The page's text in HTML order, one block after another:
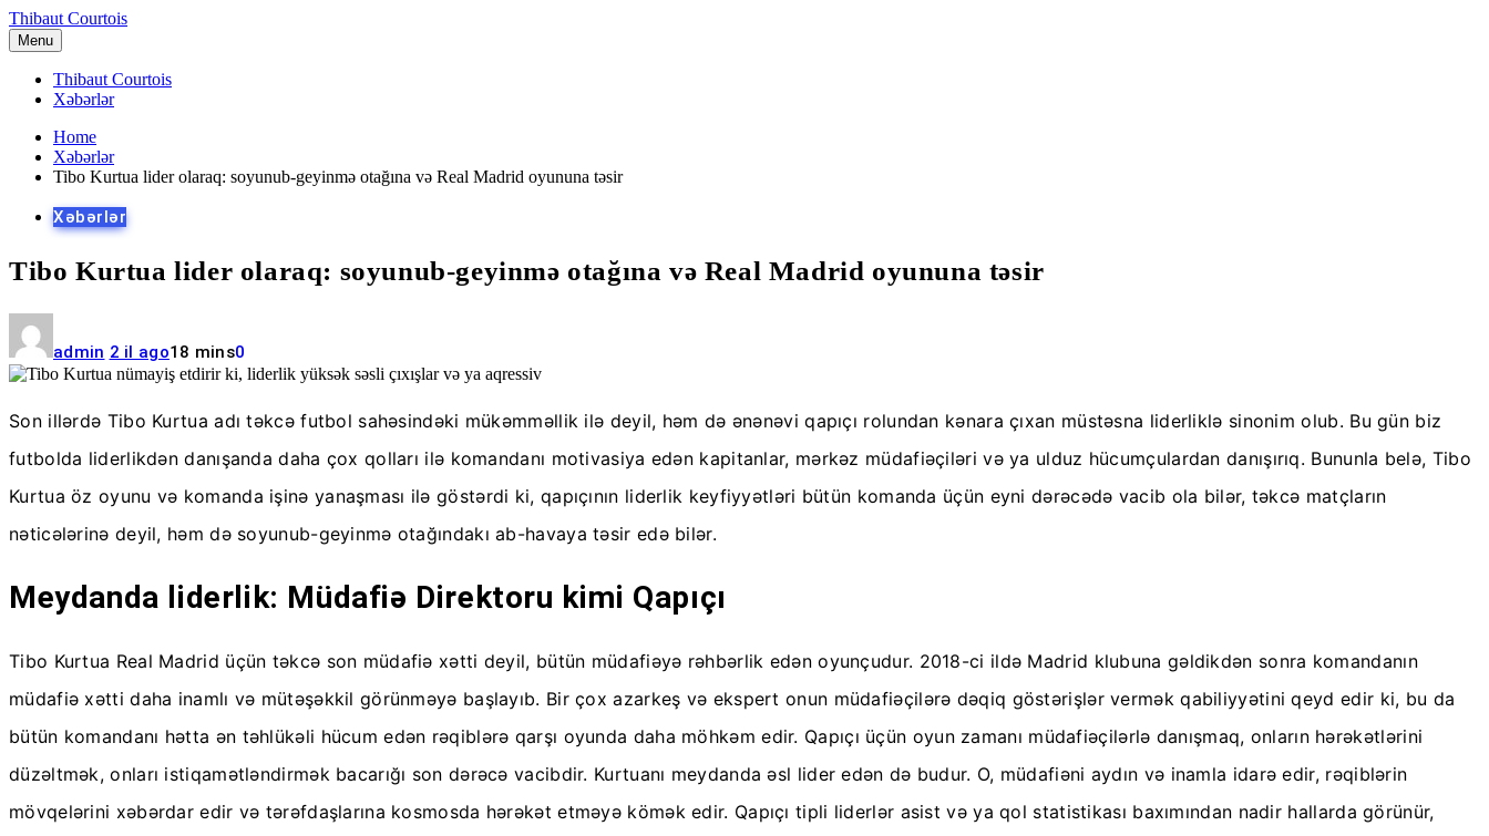
Skip
to
content
Thibaut Courtois
Menu
Thibaut Courtois
Xəbərlər
Home
Xəbərlər
Tibo Kurtua lider olaraq: soyunub-geyinmə otağına və Real Madrid oyununa təsir
Xəbərlər
Tibo Kurtua lider olaraq: soyunub-geyinmə otağına və Real Madrid oyununa təsir
admin 2 il ago18 mins0
Son illərdə Tibo Kurtua adı təkcə futbol sahəsindəki mükəmməllik ilə deyil, həm də ənənəvi qapıçı rolundan kənara çıxan müstəsna liderliklə sinonim olub. Bu gün biz
futbolda liderlikdən danışanda daha çox qolları ilə komandanı motivasiya edən kapitanlar, mərkəz müdafiəçiləri və ya ulduz hücumçulardan danışırıq. Bununla belə, Tibo
Kurtua öz oyunu və komanda işinə yanaşması ilə göstərdi ki, qapıçının liderlik keyfiyyətləri bütün komanda üçün eyni dərəcədə vacib ola bilər, təkcə matçların
nəticələrinə deyil, həm də soyunub-geyinmə otağındakı ab-havaya təsir edə bilər.
Meydanda liderlik: Müdafiə Direktoru kimi Qapıçı
Tibo Kurtua Real Madrid üçün təkcə son müdafiə xətti deyil, bütün müdafiəyə rəhbərlik edən oyunçudur. 2018-ci ildə Madrid klubuna gəldikdən sonra komandanın
müdafiə xətti daha inamlı və mütəşəkkil görünməyə başlayıb. Bir çox azarkeş və ekspert onun müdafiəçilərə dəqiq göstərişlər vermək qabiliyyətini qeyd edir ki, bu da
bütün komandanı hətta ən təhlükəli hücum edən rəqiblərə qarşı oyunda daha möhkəm edir. Qapıçı üçün oyun zamanı müdafiəçilərlə danışmaq, onların hərəkətlərini
düzəltmək, onları istiqamətləndirmək bacarığı son dərəcə vacibdir. Kurtuanı meydanda əsl lider edən də budur. O, müdafiəni aydın və inamla idarə edir, rəqiblərin
mövqelərini xəbərdar edir və tərəfdaşlarına kosmosda hərəkət etməyə kömək edir. Qapıçı tipli liderlər asist və ya qol statistikası baxımından nadir hallarda görünür,